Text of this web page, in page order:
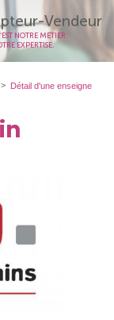
Vendeur
NOTRE MÉTIER.
EXPERTISE.
Détail d'une enseigne